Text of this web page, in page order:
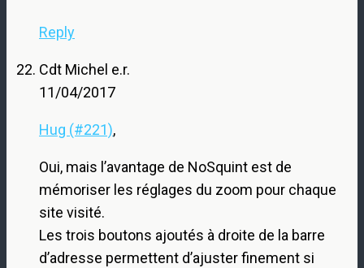
Reply
Cdt Michel e.r.
11/04/2017
Hug (#221),
Oui, mais l’avantage de NoSquint est de
mémoriser les réglages du zoom pour chaque
site visité.
Les trois boutons ajoutés à droite de la barre
d’adresse permettent d’ajuster finement si